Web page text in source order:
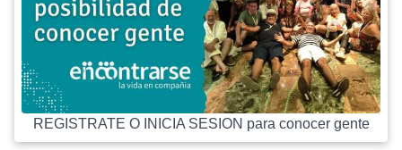
REGISTRATE O INICIA SESION para conocer gente